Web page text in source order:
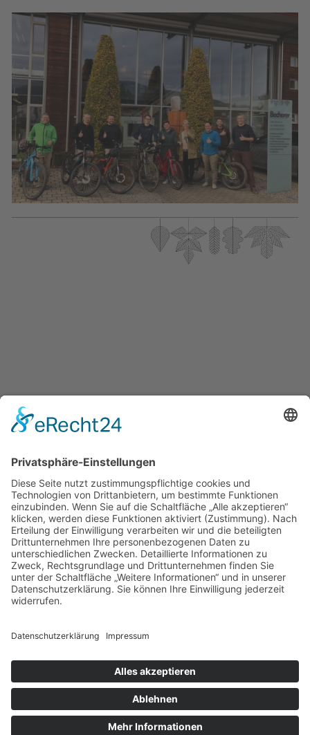
NEWSLETTER ABONNIEREN
Kontakt
Becherer
Möbelwerkstätten-Innenausbau GmbH
Telfer Straße 6
Gewerbepark Biederbachwiesen
79215 Elzach
07682 / 9100-0
info@becherer.com
© Becherer Möbelwerkstätten-Innenausbau GmbH
Datenschutz Impressum Art. 13 DSGVO